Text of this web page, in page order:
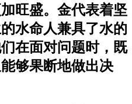
旺盛。金代表着坚
水命人兼具了水的
在面对问题时，既
够果断地做出决